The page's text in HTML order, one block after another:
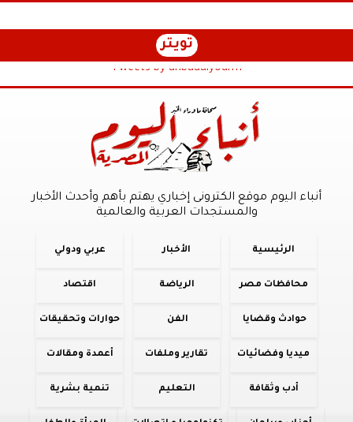
تويتر
Tweets by anbaaalyoum1
أنباء اليوم موقع الكترونى إخباري يهتم بأهم وأحدث الأخبار
والمستجدات العربية والعالمية
الرئيسية الأخبار عربي ودولي
محافظات مصر الرياضة اقتصاد
حوادث وقضايا الفن حوارات وتحقيقات
ميديا وفضائيات تقارير وملفات أعمدة ومقالات
أدب وثقافة التعليم تنمية بشرية